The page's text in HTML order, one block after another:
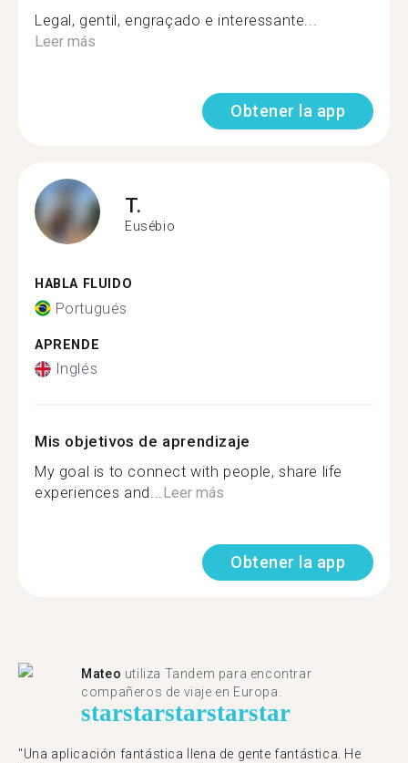
Legal, gentil, engraçado e interessante...
Leer más
Obtener la app
T.
Eusébio
HABLA FLUIDO
Portugués
APRENDE
Inglés
Mis objetivos de aprendizaje
My goal is to connect with people, share life
experiences and...Leer más
Obtener la app
Mateo utiliza Tandem para encontrar
compañeros de viaje en Europa.
starstarstarstarstar
"Una aplicación fantástica llena de gente fantástica. He